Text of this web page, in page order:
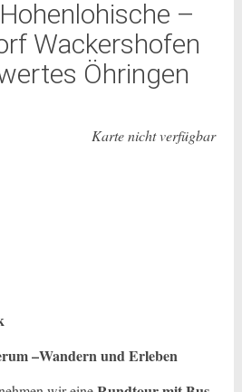
–
Wackershofen
Öhringen
Karte nicht verfügbar
–Wandern und Erleben